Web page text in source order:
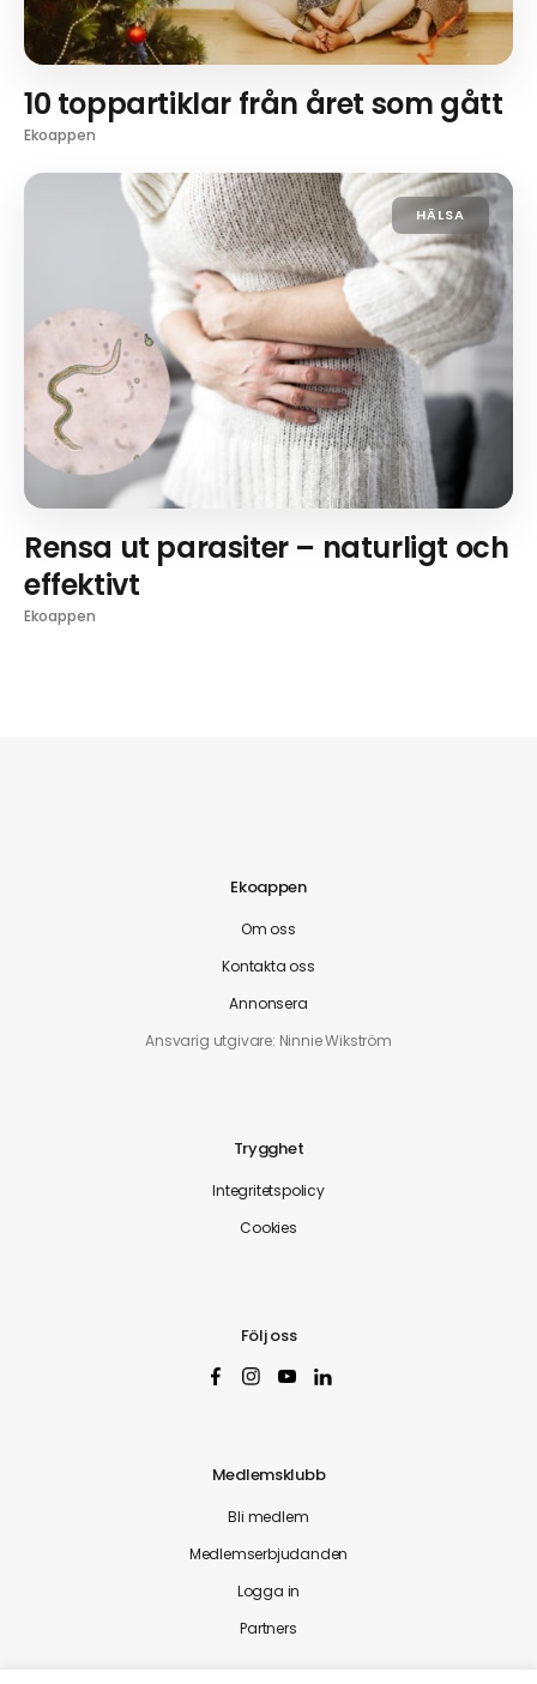
10 toppartiklar från året som gått
Ekoappen
HÄLSA
Rensa ut parasiter – naturligt och
effektivt
Ekoappen
Ekoappen
Om oss
Kontakta oss
Annonsera
Ansvarig utgivare: Ninnie Wikström
Trygghet
Integritetspolicy
Cookies
Följ oss
Medlemsklubb
Bli medlem
Medlemserbjudanden
Logga in
Partners